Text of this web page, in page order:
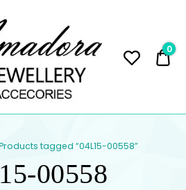
0
tagged “04L15-00558”
00558